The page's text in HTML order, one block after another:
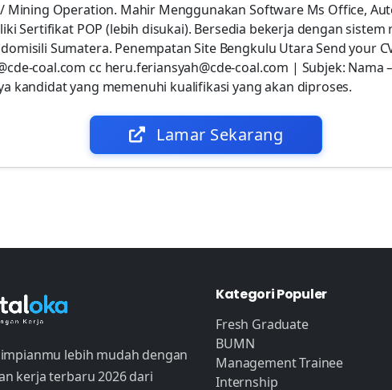
Mining Operation. Mahir Menggunakan Software Ms Office,
Sertifikat POP (lebih disukai). Bersedia bekerja dengan sistem
Sumatera. Penempatan Site Bengkulu Utara Send your
coal.com cc heru.feriansyah@cde-coal.com | Subjek: Nama
kandidat yang memenuhi kualifikasi yang akan diproses.
Lamar Sekarang
lebih mudah dengan
kerja terbaru 2026 dari
Kategori Populer
Fresh Graduate
BUMN
Management Trainee
Internship